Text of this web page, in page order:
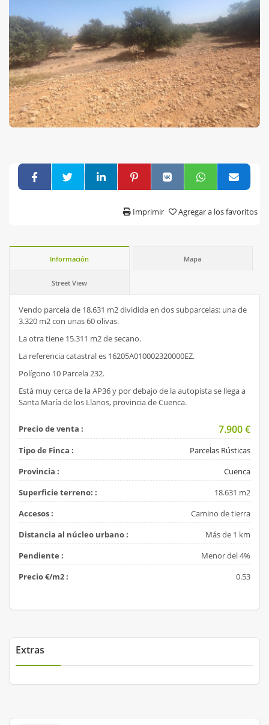
Agregar a los favoritos
Imprimir
Información Mapa
Street View
Vendo parcela de 18.631 m2 dividida en dos subparcelas: una de
3.320 m2 con unas 60 olivas.
La otra tiene 15.311 m2 de secano.
La referencia catastral es 16205A010002320000EZ.
Polígono 10 Parcela 232.
Está muy cerca de la AP36 y por debajo de la autopista se llega a
Santa María de los Llanos, provincia de Cuenca.
Precio de venta : 7.900€
Tipo de Finca :
Parcelas Rústicas
Provincia :
Cuenca
Superficie terreno: :
18.631 m2
Accesos :
Camino de tierra
Distancia al núcleo urbano :
Más de 1 km
Pendiente :
Menor del 4%
Precio €/m2 :
0.53
Extras